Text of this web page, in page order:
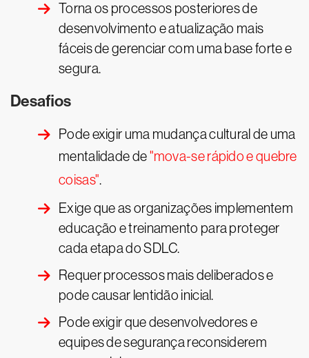
Torna os processos posteriores de
desenvolvimento e atualização mais
fáceis de gerenciar com uma base forte e
segura.
Desafios
Pode exigir uma mudança cultural de uma
mentalidade de"mova-se rápido e quebre
coisas".
Exige que as organizações implementem
educação e treinamento para proteger
cada etapa do SDLC.
Requer processos mais deliberados e
pode causar lentidão inicial.
Pode exigir que desenvolvedores e
equipes de segurança reconsiderem